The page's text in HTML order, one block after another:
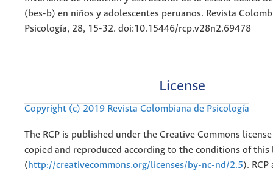
(bes-b) en niños y adolescentes peruanos. Revista
Psicología, 28, 15-32. doi:10.15446/rcp.v28n2.69478
License
Copyright (c) 2019 Revista Colombiana de Psicología
The RCP is published under the Creative Commons
copied and reproduced according to the conditions of this
(http://creativecommons.org/licenses/by-nc-nd/2.5).